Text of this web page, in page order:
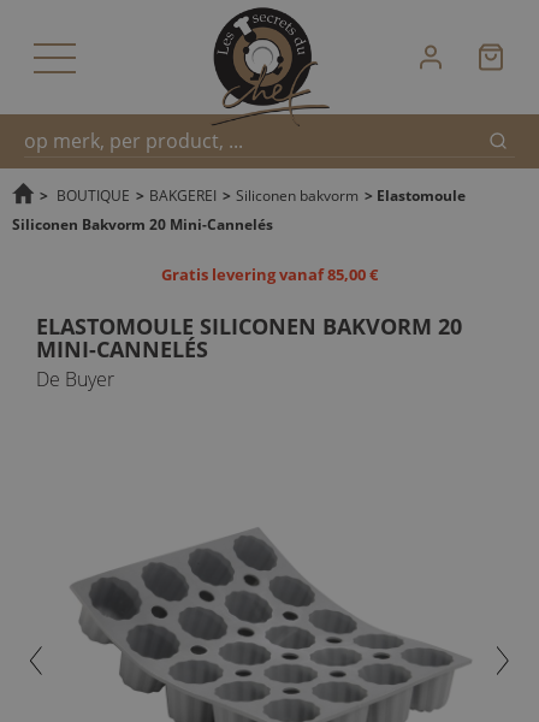
Snel
> BOUTIQUE > BAKGEREI > Siliconen bakvorm > Elastomoule
Siliconen Bakvorm 20 Mini-Cannelés
Gratis levering vanaf 85,00 €
ELASTOMOULE SILICONEN BAKVORM 20
MINI-CANNELÉS
De Buyer